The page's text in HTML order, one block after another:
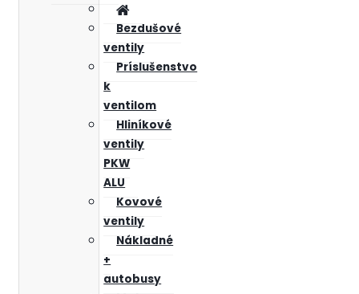
Bezdušové
ventily
Príslušenstvo
k
ventilom
Hliníkové
ventily
PKW
ALU
Kovové
ventily
Nákladné
+
autobusy